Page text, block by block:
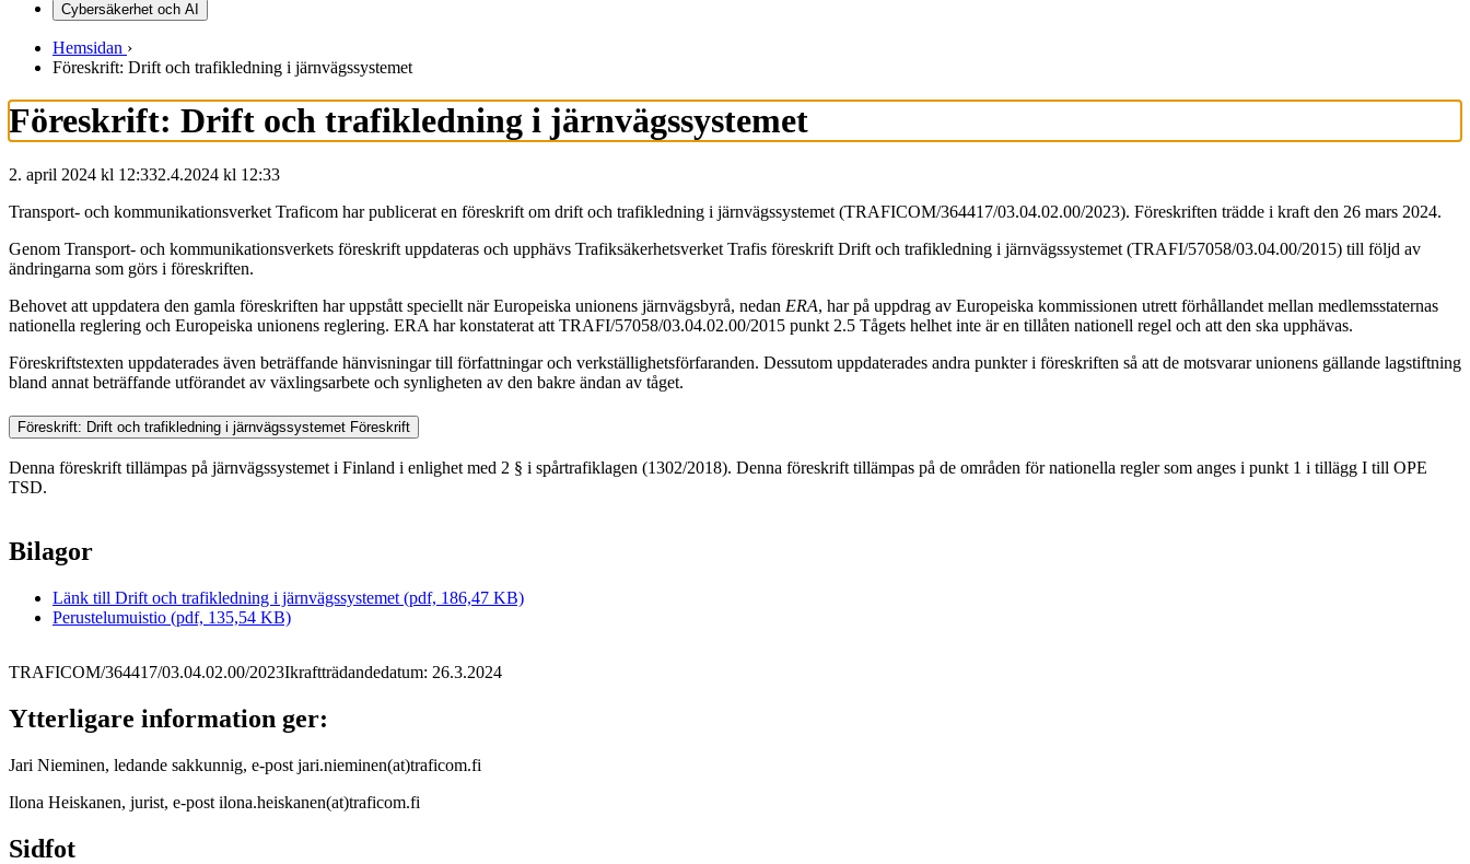
Cybersäkerhet och AI
Hemsidan ›
Föreskrift: Drift och trafikledning i järnvägssystemet
Föreskrift: Drift och trafikledning i järnvägssystemet
2. april 2024 kl 12:332.4.2024 kl 12:33
Transport- och kommunikationsverket Traficom har publicerat en föreskrift om drift och trafikledning i järnvägssystemet (TRAFICOM/364417/03.04.02.00/2023). Föreskriften trädde i kraft den 26 mars 2024.
Genom Transport- och kommunikationsverkets föreskrift uppdateras och upphävs Trafiksäkerhetsverket Trafis föreskrift Drift och trafikledning i järnvägssystemet (TRAFI/57058/03.04.00/2015) till följd av
ändringarna som görs i föreskriften.
Behovet att uppdatera den gamla föreskriften har uppstått speciellt när Europeiska unionens järnvägsbyrå, nedan ERA, har på uppdrag av Europeiska kommissionen utrett förhållandet mellan medlemsstaternas
nationella reglering och Europeiska unionens reglering. ERA har konstaterat att TRAFI/57058/03.04.02.00/2015 punkt 2.5 Tågets helhet inte är en tillåten nationell regel och att den ska upphävas.
Föreskriftstexten uppdaterades även beträffande hänvisningar till författningar och verkställighetsförfaranden. Dessutom uppdaterades andra punkter i föreskriften så att de motsvarar unionens gällande lagstiftning
bland annat beträffande utförandet av växlingsarbete och synligheten av den bakre ändan av tåget.
Föreskrift: Drift och trafikledning i järnvägssystemet Föreskrift
Denna föreskrift tillämpas på järnvägssystemet i Finland i enlighet med 2 § i spårtrafiklagen (1302/2018). Denna föreskrift tillämpas på de områden för nationella regler som anges i punkt 1 i tillägg I till OPE
TSD.
Bilagor
Länk till Drift och trafikledning i järnvägssystemet (pdf, 186,47 KB)
Perustelumuistio (pdf, 135,54 KB)
TRAFICOM/364417/03.04.02.00/2023Ikraftträdandedatum: 26.3.2024
Ytterligare information ger:
Jari Nieminen, ledande sakkunnig, e-post jari.nieminen(at)traficom.fi
Ilona Heiskanen, jurist, e-post ilona.heiskanen(at)traficom.fi
Sidfot